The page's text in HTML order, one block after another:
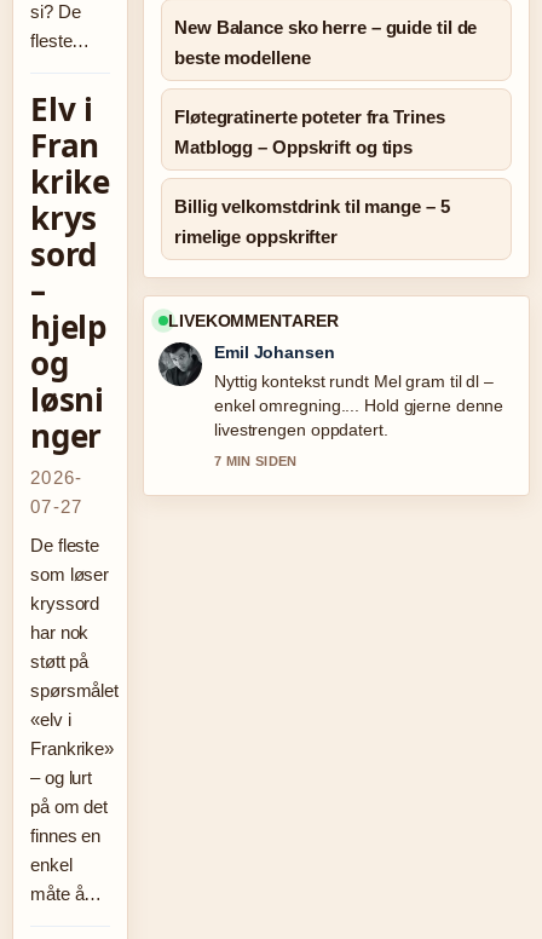
si? De
fleste…
Elv i
Fran
krike
krys
sord
–
hjelp
og
løsni
nger
2026-
07-27
De fleste
som løser
kryssord
har nok
støtt på
spørsmålet
«elv i
Frankrike»
– og lurt
på om det
finnes en
enkel
måte å…
New Balance sko herre – guide til de
beste modellene
Fløtegratinerte poteter fra Trines
Matblogg – Oppskrift og tips
Billig velkomstdrink til mange – 5
rimelige oppskrifter
LIVEKOMMENTARER
Emil Johansen
Nyttig kontekst rundt Mel gram til dl –
enkel omregning.... Hold gjerne denne
livestrengen oppdatert.
7 MIN SIDEN